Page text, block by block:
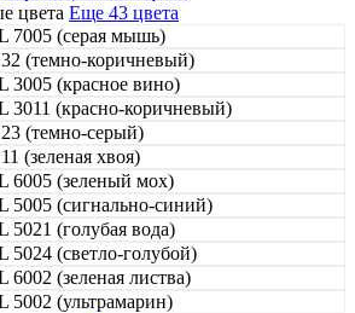
цвета Еще 43 цвета
7005 (серая мышь)
(темно-коричневый)
3005 (красное вино)
3011 (красно-коричневый)
(темно-серый)
(зеленая хвоя)
6005 (зеленый мох)
5005 (сигнально-синий)
5021 (голубая вода)
5024 (светло-голубой)
6002 (зеленая листва)
5002 (ультрамарин)